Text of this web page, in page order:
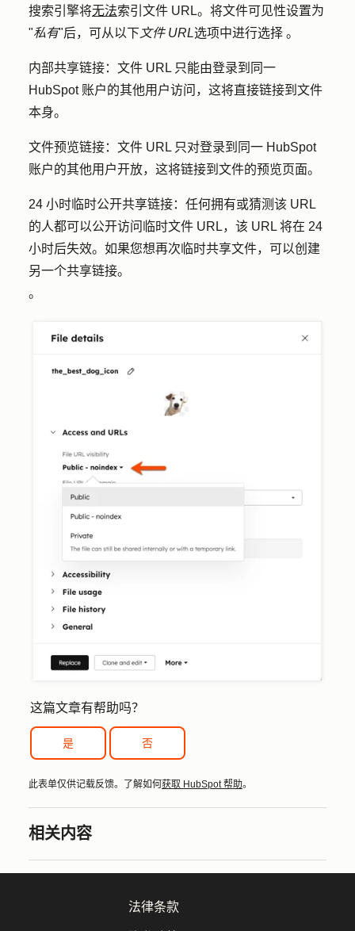
搜索引擎将无法索引文件 URL。将文件可见性设置为
"私有"后，可从以下文件 URL选项中进行选择 。
内部共享链接： 文件 URL 只能由登录到同一
HubSpot 账户的其他用户访问，这将直接链接到文件
本身。
文件预览链接： 文件 URL 只对登录到同一 HubSpot
账户的其他用户开放，这将链接到文件的预览页面。
24 小时临时公开共享链接： 任何拥有或猜测该 URL
的人都可以公开访问临时文件 URL，该 URL 将在 24
小时后失效。如果您想再次临时共享文件，可以创建
另一个共享链接。
。
这篇文章有帮助吗？
是 否
此表单仅供记载反馈。了解如何 获取 HubSpot 帮助。
相关内容
法律条款